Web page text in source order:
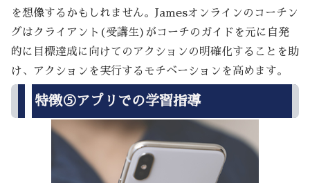
を想像するかもしれません。Jamesオンラインのコーチン
グはクライアント(受講生)がコーチのガイドを元に自発
的に目標達成に向けてのアクションの明確化することを助
け、アクションを実行するモチベーションを高めます。
特徴⑤アプリでの学習指導